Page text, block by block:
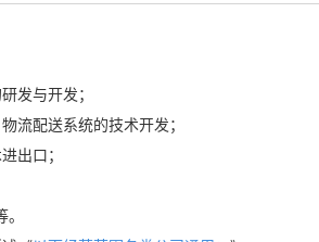
发与开发；
流配送系统的技术开发；
出口；